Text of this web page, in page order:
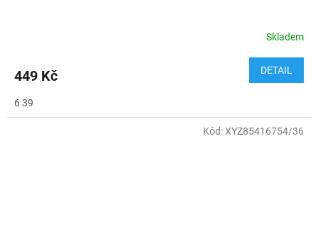
Skladem
449 Kč DETAIL
6 39
Kód:XYZ85416754/36